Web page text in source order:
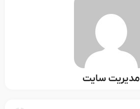
مدیریت سایت